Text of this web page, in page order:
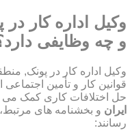
وکیل اداره کار
و چه وظایفی
وکیل اداره کار در پونک,
قوانین کار و تأمین
حل اختلافات کاری کمک می
ایران و بخشنامه های
رسانند: